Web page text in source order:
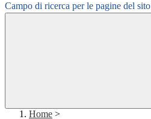
Campo di ricerca per le pagine del sito
Home >